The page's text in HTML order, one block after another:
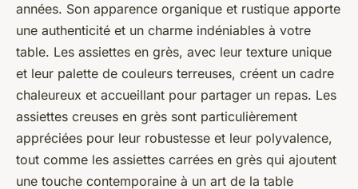
années. Son apparence organique et rustique apporte
une authenticité et un charme indéniables à votre
table. Les assiettes en grès, avec leur texture unique
et leur palette de couleurs terreuses, créent un cadre
chaleureux et accueillant pour partager un repas. Les
assiettes creuses en grès sont particulièrement
appréciées pour leur robustesse et leur polyvalence,
tout comme les assiettes carrées en grès qui ajoutent
une touche contemporaine à un art de la table